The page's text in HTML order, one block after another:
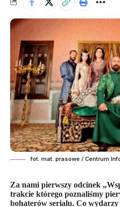
fot. mat. prasowe / Centrum
Za nami pierwszy odcinek
trakcie którego poznaliśmy
bohaterów serialu. Co